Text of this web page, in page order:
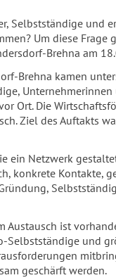
Selbstständige und
Um diese Frage
Brehna am
Brehna kamen
Ort. Die
Ziel des Auftakts
ein Netzwerk
konkrete Kontakte,
Austausch ist
Selbstständige und
geschärft werden.